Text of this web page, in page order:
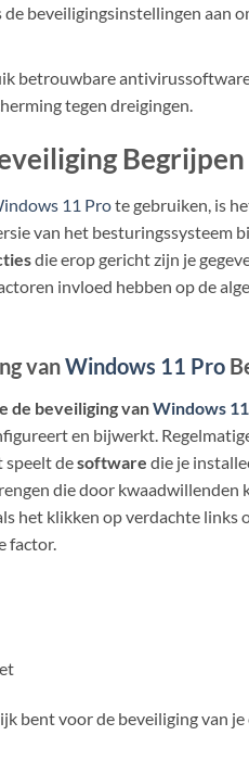
de beveiligingsinstellingen aan
betrouwbare
tegen dreigingen.
Begrijpen
11 Prote gebruiken, is
van het besturingssysteem
die erop gericht zijn je
invloed hebben op de
vanWindows 11 Pro
de beveiliging vanWindows
en bijwerkt.
speelt desoftware die je
die door
het klikken op verdachte
factor.
bent voor de beveiliging van